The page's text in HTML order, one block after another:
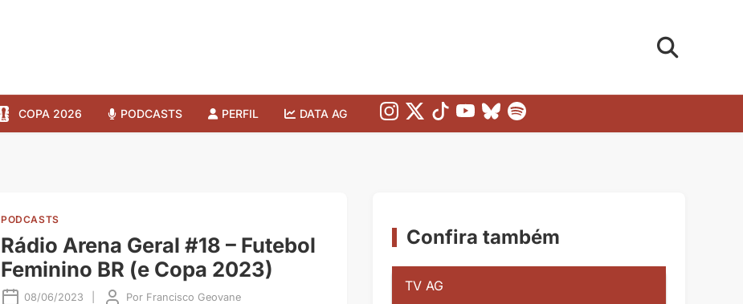
COPA 2026 PODCASTS PERFIL DATA AG
PODCASTS
Rádio Arena Geral #18 – Futebol
Feminino BR (e Copa 2023)
08/06/2023 Por Francisco Geovane
Confira também
TV AG